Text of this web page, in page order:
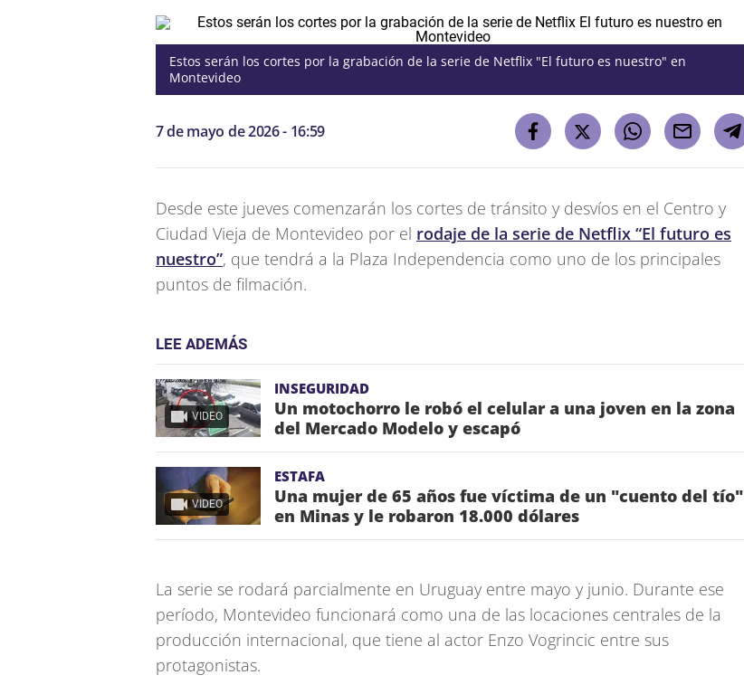
Estos serán los cortes por la grabación de la serie de Netflix "El futuro es nuestro" en
Montevideo
7 de mayo de 2026 - 16:59
Desde este jueves comenzarán los cortes de tránsito y desvíos en el Centro y
Ciudad Vieja de Montevideo por el rodaje de la serie de Netflix “El futuro es
nuestro”, que tendrá a la Plaza Independencia como uno de los principales
puntos de filmación.
LEE ADEMÁS
VIDEO
INSEGURIDAD
Un motochorro le robó el celular a una joven en la zona
del Mercado Modelo y escapó
VIDEO
ESTAFA
Una mujer de 65 años fue víctima de un "cuento del tío"
en Minas y le robaron 18.000 dólares
La serie se rodará parcialmente en Uruguay entre mayo y junio. Durante ese
período, Montevideo funcionará como una de las locaciones centrales de la
producción internacional, que tiene al actor Enzo Vogrincic entre sus
protagonistas.